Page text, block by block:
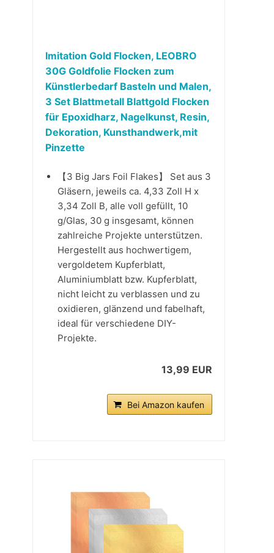
Imitation Gold Flocken, LEOBRO
30G Goldfolie Flocken zum
Künstlerbedarf Basteln und Malen,
3 Set Blattmetall Blattgold Flocken
für Epoxidharz, Nagelkunst, Resin,
Dekoration, Kunsthandwerk,mit
Pinzette
【3 Big Jars Foil Flakes】 Set aus 3
Gläsern, jeweils ca. 4,33 Zoll H x
3,34 Zoll B, alle voll gefüllt, 10
g/Glas, 30 g insgesamt, können
zahlreiche Projekte unterstützen.
Hergestellt aus hochwertigem,
vergoldetem Kupferblatt,
Aluminiumblatt bzw. Kupferblatt,
nicht leicht zu verblassen und zu
oxidieren, glänzend und fabelhaft,
ideal für verschiedene DIY-
Projekte.
13,99 EUR
Bei Amazon kaufen